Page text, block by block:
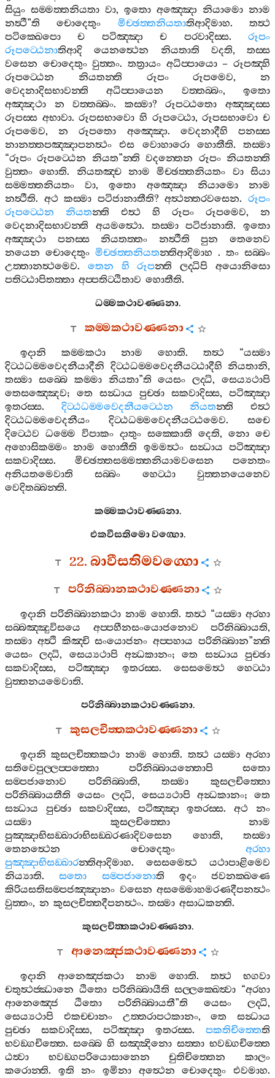
සියුං සම‍්මත‍්තනියතා වා, ඉතො අඤ‍්ඤො නියාමො නාම
නත්‍ථී”ති චොදෙතුං මිච‍්ඡත‍්තනියතාතිආදිමාහ.තත්‍ථ
පටික‍්ඛෙපො
ච පටිඤ‍්ඤා ච පරවාදිස‍්ස.රූපං
රූපට‍්ඨෙනාතිආදි යෙනත්‍ථෙන නියතාති වදති, තස‍්ස
වසෙන චොදෙතුං වුත‍්තං.තත්‍රායං අධිප‍්පායො–රූපඤ‍්හි
රූපට‍්ඨෙන
නියතන‍්ති රූපං රූපමෙව, න
වෙදනාදිසභාවන‍්ති
අධිප‍්පායෙන වත‍්තබ‍්බං,ඉතො
අඤ‍්ඤථා
න වත‍්තබ‍්බං. කස‍්මා?රූපට‍්ඨතො
අඤ‍්ඤස‍්ස
රූපස‍්ස අභාවා.රූපසභාවො හි රූපට‍්ඨො,රූපසභාවො ච
රූපමෙව,න රූපතො අඤ‍්ඤො. වෙදනාදීහි
පනස‍්ස
නානත‍්තපඤ‍්ඤාපනත්‍ථං
එස වොහාරො හොතීති. තස‍්මා
“රූපං රූපට‍්ඨෙන නියත”න‍්ති වදන‍්තෙන රූපං නියතන‍්ති
වුත‍්තං හොති. නියතඤ‍්ච නාම මිච‍්ඡත‍්තනියතං වා සියා
සම‍්මත‍්තනියතං
වා,ඉතො අඤ‍්ඤො නියාමො
නාම
නත්‍ථීති. අථ කස‍්මා පටිජානාතීති?අත්‍ථන‍්තරවසෙන.රූපං
රූපට‍්ඨෙන
නියතන‍්ති එත්‍ථ හි රූපං රූපමෙව, න
වෙදනාදිසභාවන‍්ති
අයමත්‍ථො. තස‍්මා පටිජානාති. ඉතො
අඤ‍්ඤථා
පනස‍්ස නියතත‍්තං නත්‍ථීති පුන
තෙනෙව
නයෙන චොදෙතුං මිච‍්ඡත‍්තනියතන‍්තිආදිමාහ . තං සබ‍්බං
උත‍්තානත්‍ථමෙව. තෙන හි රූපන‍්ති ලද‍්ධිපි
අයොනිසො
පතිට‍්ඨාපිතත‍්තා අප‍්පතිට‍්ඨිතාව හොතීති.
ධම‍්මකථාවණ‍්ණනා.
කම‍්මකථාවණ‍්ණනා
ඉදානි කම‍්මකථා නාම හොති. තත්‍ථ“යස‍්මා
දිට‍්ඨධම‍්මවෙදනීයාදීනි දිට‍්ඨධම‍්මවෙදනීයට‍්ඨාදීහි නියතානි,
තස‍්මා සබ‍්බෙ කම‍්මා නියතා”ති යෙසං ලද‍්ධි,සෙය්‍යථාපි
තෙසඤ‍්ඤෙව; තෙ සන්‍ධාය පුච‍්ඡා සකවාදිස‍්ස, පටිඤ‍්ඤා
ඉතරස‍්ස. දිට‍්ඨධම‍්මවෙදනීයට‍්ඨෙන නියතන‍්ති
එත්‍ථ
දිට‍්ඨධම‍්මවෙදනීයං
දිට‍්ඨධම‍්මවෙදනීයට‍්ඨමෙව. සචෙ
දිට‍්ඨෙව ධම‍්මෙ විපාකං දාතුං සක‍්කොති දෙති, නො චෙ
අහොසිකම‍්මං නාම හොතීති ඉමමත්‍ථං සන්‍ධාය පටිඤ‍්ඤා
සකවාදිස‍්ස. මිච‍්ඡත‍්තසම‍්මත‍්තනියාමවසෙන
පනෙතං
අනියතමෙවාති
සබ‍්බං හෙට‍්ඨා
වුත‍්තනයෙනෙව
වෙදිතබ‍්බන‍්ති.
කම‍්මකථාවණ‍්ණනා.
එකවීසතිමොවග‍්ගො.
22.බාවීසතිමවග‍්ගො
පරිනිබ‍්බානකථාවණ‍්ණනා
ඉදානි පරිනිබ‍්බානකථා නාම හොති. තත්‍ථ“යස‍්මා අරහා
සබ‍්බඤ‍්ඤුවිසයෙ
අප‍්පහීනසංයොජනොව පරිනිබ‍්බායති,
තස‍්මා අත්‍ථි කිඤ‍්චි සංයොජනං අප‍්පහාය පරිනිබ‍්බාන”න‍්ති
යෙසං ලද‍්ධි, සෙය්‍යථාපි අන්‍ධකානං;තෙ සන්‍ධාය
පුච‍්ඡා
සකවාදිස‍්ස,පටිඤ‍්ඤා ඉතරස‍්ස. සෙසමෙත්‍ථ
හෙට‍්ඨා
වුත‍්තනයමෙවාති.
පරිනිබ‍්බානකථාවණ‍්ණනා.
කුසලචිත‍්තකථාවණ‍්ණනා
ඉදානි කුසලචිත‍්තකථා නාම හොති. තත්‍ථ යස‍්මා අරහා
සතිවෙපුල‍්ලප‍්පත‍්තො
පරිනිබ‍්බායන‍්තොපි
සතො
සම‍්පජානොව
පරිනිබ‍්බාති,තස‍්මා
කුසලචිත‍්තො
පරිනිබ‍්බායතීති
යෙසං ලද‍්ධි, සෙය්‍යථාපි අන්‍ධකානං;තෙ
සන්‍ධාය
පුච‍්ඡා සකවාදිස‍්ස, පටිඤ‍්ඤා ඉතරස‍්ස.අථ
නං
යස‍්මා
කුසලචිත‍්තො
නාම
පුඤ‍්ඤාභිසඞ‍්ඛාරාභිසඞ‍්ඛරණාදිවසෙන
හොති, තස‍්මා
තෙනත්‍ථෙන
චොදෙතුං
අරහා
පුඤ‍්ඤාභිසඞ‍්ඛාරන‍්තිආදිමාහ. සෙසමෙත්‍ථ
යථාපාළිමෙව
නිය්‍යාති.සතො සම‍්පජානොති ඉදං
ජවනක‍්ඛණෙ
කිරියසතිසම‍්පජඤ‍්ඤානං වසෙන අසම‍්මොහමරණදීපනත්‍ථං
වුත‍්තං, න කුසලචිත‍්තදීපනත්‍ථං. තස‍්මා අසාධකන‍්ති.
කුසලචිත‍්තකථාවණ‍්ණනා.
ආනෙඤ‍්ජකථාවණ‍්ණනා
ඉදානි ආනෙඤ‍්ජකථා නාම හොති. තත්‍ථ
භගවා
චතුත්‍ථජ‍්ඣානෙ ඨිතො පරිනිබ‍්බායීති සල‍්ලක‍්ඛෙත්‍වා “අරහා
ආනෙඤ‍්ජෙ
ඨිතො පරිනිබ‍්බායතී”ති යෙසං ලද‍්ධි,
සෙය්‍යථාපි
එකච‍්චානං උත‍්තරාපථකානං,තෙ
සන්‍ධාය
පුච‍්ඡා
සකවාදිස‍්ස, පටිඤ‍්ඤා ඉතරස‍්ස. පකතිචිත‍්තෙති
භවඞ‍්ගචිත‍්තෙ. සබ‍්බෙ හි සඤ‍්ඤිනො සත‍්තා භවඞ‍්ගචිත‍්තෙ
ඨත්‍වා
භවඞ‍්ගපරියොසානෙන චුතිචිත‍්තෙන
කාලං
කරොන‍්ති. ඉති නං ඉමිනා අත්‍ථෙන චොදෙතුං එවමාහ.